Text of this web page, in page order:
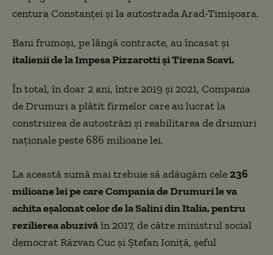
centura Constanței și la autostrada Arad-Timișoara.
Bani frumoși, pe lângă contracte, au încasat și
italienii de la Impesa Pizzarotti și Tirena Scavi.
În total, în doar 2 ani, între 2019 și 2021, Compania
de Drumuri a plătit firmelor care au lucrat la
construirea de autostrăzi și reabilitarea de drumuri
naționale peste 686 milioane lei.
La această sumă mai trebuie să adăugăm cele236
milioane lei pe care Compania de Drumuri le va
achita eșalonat celor de la Salini din Italia, pentru
rezilierea abuzivăîn 2017, de către ministrul social
democrat Răzvan Cuc și Ștefan Ioniță, șeful